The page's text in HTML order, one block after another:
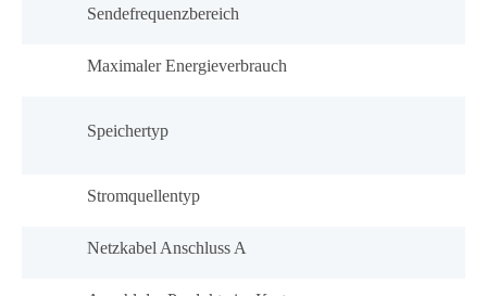
Sendefrequenzbereich
Maximaler Energieverbrauch
Speichertyp
Stromquellentyp
Netzkabel Anschluss A